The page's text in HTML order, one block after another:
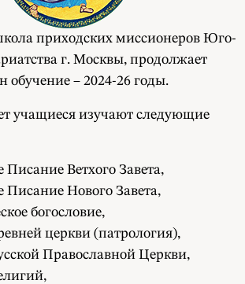
приходских миссионеров Юго-
г. Москвы, продолжает
обучение – 2024-26 годы.
учащиеся изучают следующие
Ветхого Завета,
Писание Нового Завета,
богословие,
церкви (патрология),
Православной Церкви,